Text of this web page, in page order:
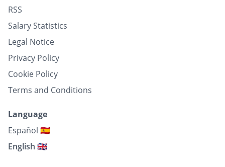
RSS
Salary Statistics
Legal Notice
Privacy Policy
Cookie Policy
Terms and Conditions
Language
Español 🇪🇸
English 🇬🇧